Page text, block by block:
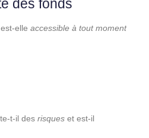
des fonds
elle accessible à tout moment
t-il des risques et est-il